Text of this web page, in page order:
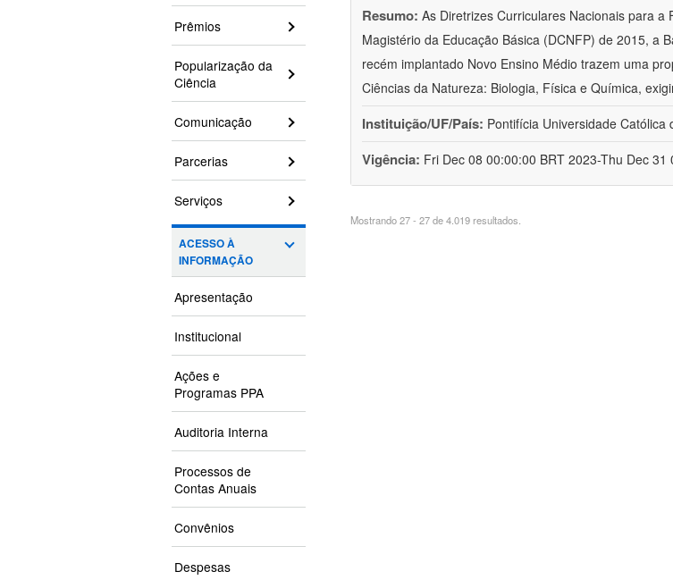
Prêmios
Popularização da
Ciência
Comunicação
Parcerias
Serviços
ACESSO À
INFORMAÇÃO
Apresentação
Institucional
Ações e
Programas PPA
Auditoria Interna
Processos de
Contas Anuais
Convênios
Despesas
Resumo: As Diretrizes Curriculares Nacionais para
Magistério da Educação Básica (DCNFP) de 2015, a
recém implantado Novo Ensino Médio trazem uma
Ciências da Natureza: Biologia, Física e Química,
Instituição/UF/País: Pontifícia Universidade
Vigência: Fri Dec 08 00:00:00 BRT 2023-Thu Dec 31
Mostrando 27 - 27 de 4.019 resultados.